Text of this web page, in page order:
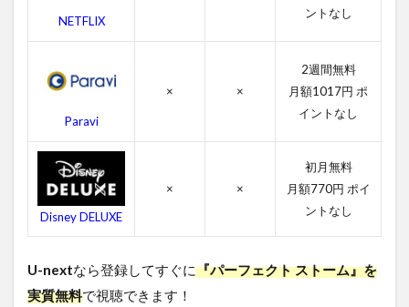
情
4.1
フェ
クト
スト
ーム
の感
想
パー
フェ
クト
NETFLIX
ントなし
Paravi
× ×
2週間無料
月額1017円 ポ
イントなし
Disney DELUXE
× ×
初月無料
月額770円 ポイ
ントなし
U-nextなら登録してすぐに『パーフェクト ストーム』を
実質無料で視聴できます！